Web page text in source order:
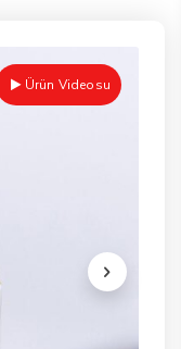
Ürün Videosu